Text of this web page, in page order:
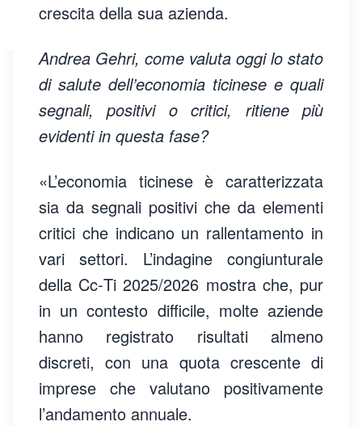
crescita della sua azienda.
Andrea Gehri, come valuta oggi lo stato
di salute dell’economia ticinese e quali
segnali, positivi o critici, ritiene più
evidenti in questa fase?
«L’economia ticinese è caratterizzata
sia da segnali positivi che da elementi
critici che indicano un rallentamento in
vari settori. L’indagine congiunturale
della Cc‑Ti 2025/2026 mostra che, pur
in un contesto difficile, molte aziende
hanno registrato risultati almeno
discreti, con una quota crescente di
imprese che valutano positivamente
l’andamento annuale.